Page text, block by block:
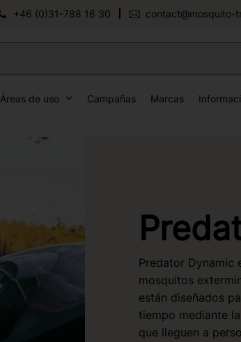
+46 (0)31-788 16 30 contact@mosquito-
Áreas de uso Campañas Marcas
Predator Dynamic
mosquitos
están diseñados
tiempo mediante
que lleguen a